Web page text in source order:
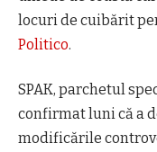
locuri de cuibărit
Politico.
SPAK, parchetul
confirmat luni că a
modificările